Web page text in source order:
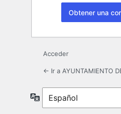
Acceder
← Ir a AYUNTAMIENTO
Idioma